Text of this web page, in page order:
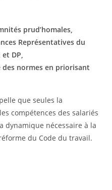
prud’homales,
Représentatives du
et DP,
des normes en priorisant
que seules la
compétences des salariés
dynamique nécessaire à la
du Code du travail.